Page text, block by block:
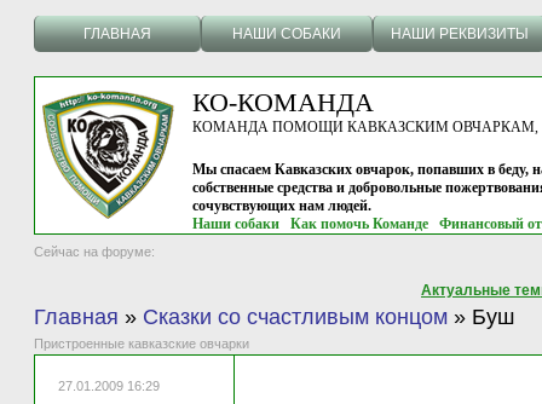
ГЛАВНАЯ НАШИ СОБАКИ НАШИ РЕКВИЗИТЫ
КО-КОМАНДА
КОМАНДА ПОМОЩИ КАВКАЗСКИМ ОВЧАРКАМ, г.
Мы спасаем Кавказских овчарок, попавших в беду,
собственные средства и добровольные
сочувствующих нам людей.
Наши собаки
Как помочь Команде Финансовый
Сейчас на форуме:
Актуальные
Главная » Сказки со счастливым концом » Буш
Пристроенные кавказские овчарки
27.01.2009 16:29